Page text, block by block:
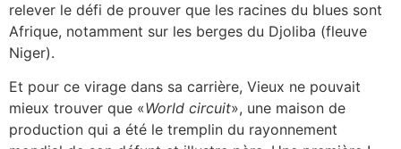
relever le défi de prouver que les racines du blues sont
Afrique, notamment sur les berges du Djoliba (fleuve
Niger).
Et pour ce virage dans sa carrière, Vieux ne pouvait
mieux trouver que «World circuit», une maison de
production qui a été le tremplin du rayonnement